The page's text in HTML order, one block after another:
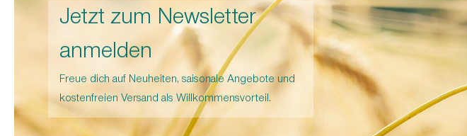
Jetzt zum Newsletter
anmelden
Freue dich auf Neuheiten, saisonale Angebote und
kostenfreien Versand als Willkommensvorteil.